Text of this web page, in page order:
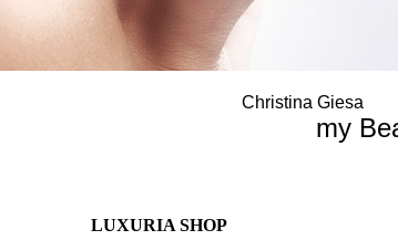
Christina Giesa
my Beauty
LUXURIA SHOP